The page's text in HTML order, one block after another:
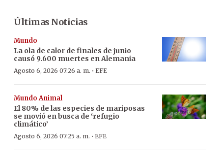
Últimas Noticias
Mundo
La ola de calor de finales de junio
causó 9.600 muertes en Alemania
Agosto 6, 2026 07:26 a. m. · EFE
Mundo Animal
El 80% de las especies de mariposas
se movió en busca de ‘refugio
climático’
Agosto 6, 2026 07:25 a. m. · EFE